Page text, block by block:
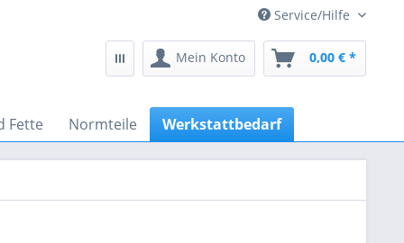
Service/Hilfe
Mein Konto 0,00 € *
Fette Normteile Werkstattbedarf